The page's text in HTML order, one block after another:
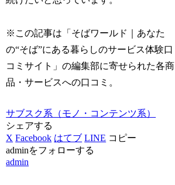
※この記事は「そばワールド｜あなた
の“そば”にある暮らしのサービス体験口
コミサイト」の編集部に寄せられた各商
品・サービスへの口コミ。
サブスク系（モノ・コンテンツ系）
シェアする
X Facebook はてブ LINE コピー
adminをフォローする
admin